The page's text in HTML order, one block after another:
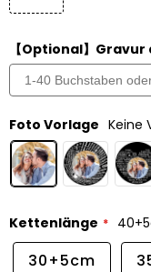
【Optional】
Foto Vorlage Keine
Kettenlänge
30+5cm